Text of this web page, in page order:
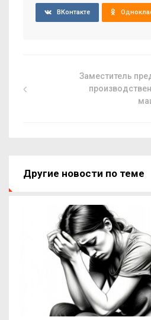
ВКонтакте
Заместитель
Другие новости по теме